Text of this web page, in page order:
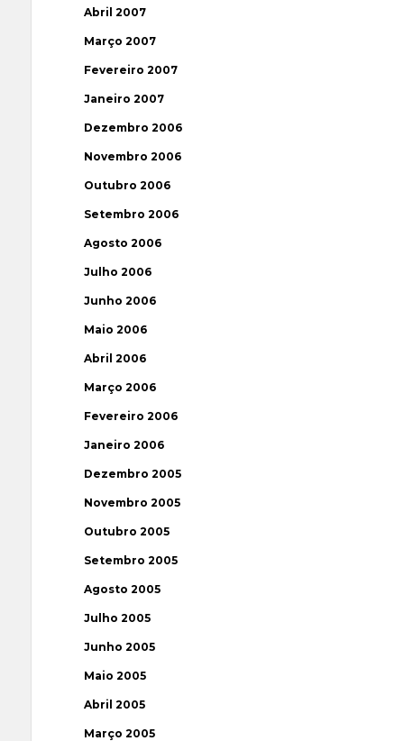
Abril 2007
Março 2007
Fevereiro 2007
Janeiro 2007
Dezembro 2006
Novembro 2006
Outubro 2006
Setembro 2006
Agosto 2006
Julho 2006
Junho 2006
Maio 2006
Abril 2006
Março 2006
Fevereiro 2006
Janeiro 2006
Dezembro 2005
Novembro 2005
Outubro 2005
Setembro 2005
Agosto 2005
Julho 2005
Junho 2005
Maio 2005
Abril 2005
Março 2005